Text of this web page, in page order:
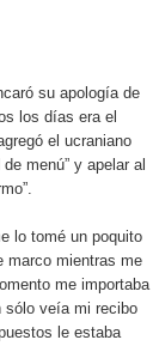
su apología de
los días era el
el ucraniano
menú” y apelar al
lo tomé un poquito
marco mientras me
me importaba
sólo veía mi recibo
le estaba